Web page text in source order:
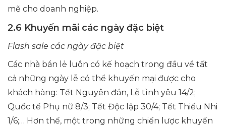
mẽ cho doanh nghiệp.
2.6 Khuyến mãi các ngày đặc biệt
Flash sale các ngày đặc biệt
Các nhà bán lẻ luôn có kế hoạch trong đầu về tất
cả những ngày lễ có thể khuyến mại được cho
khách hàng: Tết Nguyên đán, Lễ tình yêu 14/2;
Quốc tế Phụ nữ 8/3; Tết Độc lập 30/4; Tết Thiếu Nhi
1/6;… Hơn thế, một trong những chiến lược khuyến